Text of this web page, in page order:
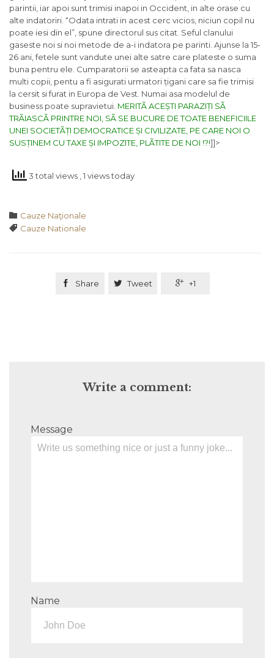
parintii, iar apoi sunt trimisi inapoi in Occident, in alte orase cu
alte indatoriri. “Odata intrati in acest cerc vicios, niciun copil nu
poate iesi din el”, spune directorul sus citat. Seful clanului
gaseste noi si noi metode de a-i indatora pe parinti. Ajunse la 15-
26 ani, fetele sunt vandute unei alte satre care plateste o suma
buna pentru ele. Cumparatorii se asteapta ca fata sa nasca
multi copii, pentu a fi asigurati urmatori țigani care sa fie trimisi
la cersit si furat in Europa de Vest. Numai asa modelul de
business poate supravietui. MERITÃ ACEȘTI PARAZIȚI SÃ
TRÃIASCÃ PRINTRE NOI, SÃ SE BUCURE DE TOATE BENEFICIILE
UNEI SOCIETÃȚI DEMOCRATICE ȘI CIVILIZATE, PE CARE NOI O
SUSȚINEM CU TAXE ȘI IMPOZITE, PLÃTITE DE NOI !?!]]>
3 total views , 1 views today
 Category
Cauze Naţionale
 Tags
Cauze Nationale
 Share  Tweet  +1
Write a comment:
Message
Name